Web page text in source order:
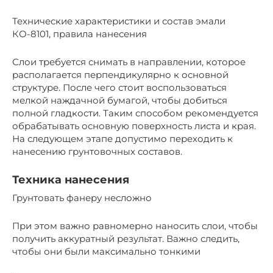
Технические характеристики и состав эмали
КО-8101, правила нанесения
Слои требуется снимать в направлении, которое
располагается перпендикулярно к основной
структуре. После чего стоит воспользоваться
мелкой наждачной бумагой, чтобы добиться
полной гладкости. Таким способом рекомендуется
обрабатывать основную поверхность листа и края.
На следующем этапе допустимо переходить к
нанесению грунтовочных составов.
Техника нанесения
Грунтовать фанеру несложно
При этом важно равномерно наносить слои, чтобы
получить аккуратный результат. Важно следить,
чтобы они были максимально тонкими